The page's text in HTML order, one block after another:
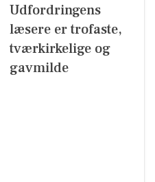
Udfordringens
læsere er trofaste,
tværkirkelige og
gavmilde